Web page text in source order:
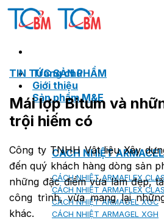
Skip
Trang chủ
Giới thiệu
Sản phẩm M&E
CÁCH NHIỆT
CÁCH NHIỆT ARMAFLEX
CÁCH NHIỆT ARMAFLEX
CÁCH NHIỆT ARMAGEL XGC
CÁCH NHIỆT ARMAGEL XGH
TIN TỨC SẢN PHẨM
Mái lợp Bitum và
trội hiếm có
Công ty TNHH Vật liệu Xây
đến quý khách hàng dòng sản
những đặc điểm vừa làm đẹp,
công trình, vừa mang lại
khác.